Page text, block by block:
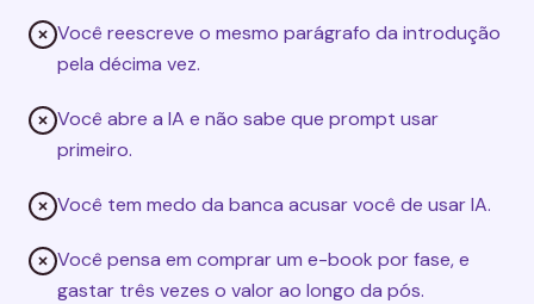
Você reescreve o mesmo parágrafo da introdução
pela décima vez.
Você abre a IA e não sabe que prompt usar
primeiro.
Você tem medo da banca acusar você de usar IA.
Você pensa em comprar um e-book por fase, e
gastar três vezes o valor ao longo da pós.